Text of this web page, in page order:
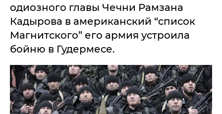
одиозного главы Чечни Рамзана
Кадырова в американский “список
Магнитского” его армия устроила
бойню в Гудермесе.